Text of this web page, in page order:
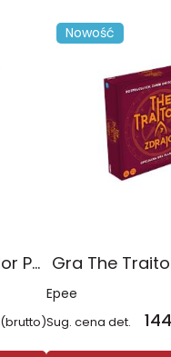
Gra Gigamic Quoridor Pac-Man
(brutto)
Nowość
Gra The
Epee
Sug. cena det.